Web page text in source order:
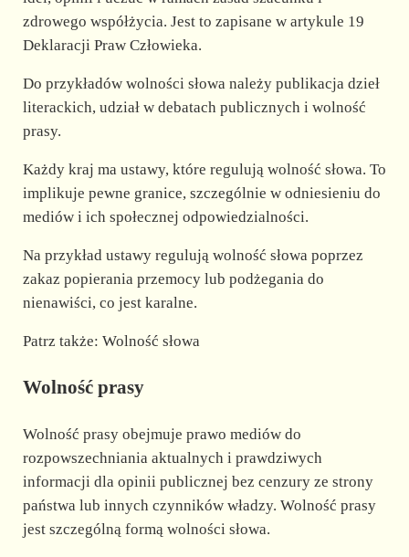
zdrowego współżycia. Jest to zapisane w artykule 19
Deklaracji Praw Człowieka.
Do przykładów wolności słowa należy publikacja dzieł
literackich, udział w debatach publicznych i wolność
prasy.
Każdy kraj ma ustawy, które regulują wolność słowa. To
implikuje pewne granice, szczególnie w odniesieniu do
mediów i ich społecznej odpowiedzialności.
Na przykład ustawy regulują wolność słowa poprzez
zakaz popierania przemocy lub podżegania do
nienawiści, co jest karalne.
Patrz także: Wolność słowa
Wolność prasy
Wolność prasy obejmuje prawo mediów do
rozpowszechniania aktualnych i prawdziwych
informacji dla opinii publicznej bez cenzury ze strony
państwa lub innych czynników władzy. Wolność prasy
jest szczególną formą wolności słowa.